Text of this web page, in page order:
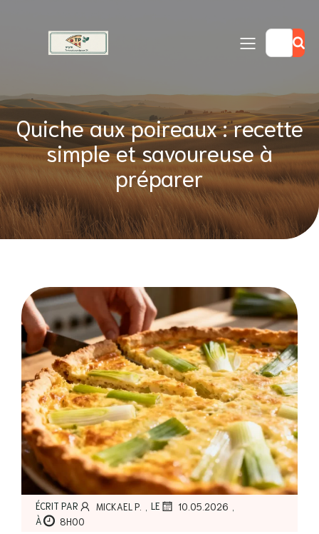
Quiche aux poireaux : recette
simple et savoureuse à
préparer
ÉCRIT PAR MICKAEL P. , LE 10.05.2026 ,
À 8H00